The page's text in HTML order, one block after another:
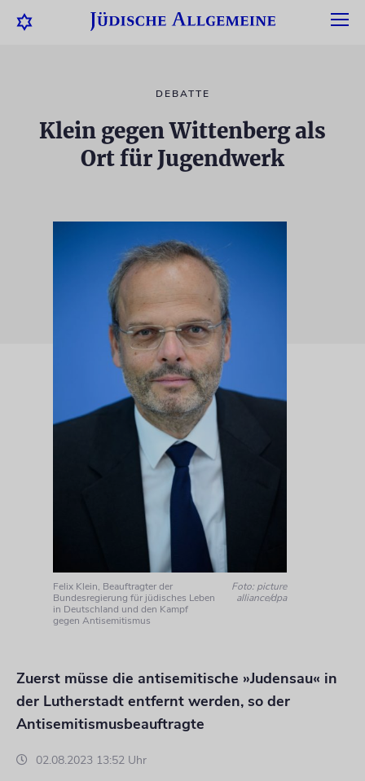
DEBATTE
Klein gegen Wittenberg als
Ort für Jugendwerk
Felix Klein, Beauftragter der
Bundesregierung für jüdisches Leben
in Deutschland und den Kampf
gegen Antisemitismus
Foto: picture
alliance/dpa
Zuerst müsse die antisemitische »Judensau« in
der Lutherstadt entfernt werden, so der
Antisemitismusbeauftragte
02.08.2023 13:52 Uhr